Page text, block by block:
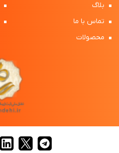
بلاگ
تماس با ما
محصولات